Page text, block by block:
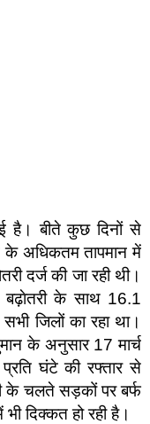
है। बीते कुछ दिनों से
के अधिकतम तापमान में
दर्ज की जा रही थी।
बढ़ाेतरी के साथ 16.1
जिलों का रहा था।
के अनुसार 17 मार्च
घंटे की रफ्तार से
के चलते सड़कों पर बर्फ
दिक्कत हो रही है।